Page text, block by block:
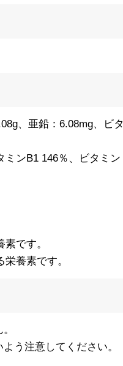
、亜鉛：6.08mg、ビタ
ンB1 146％、ビタミン
です。
養素です。
う注意してください。